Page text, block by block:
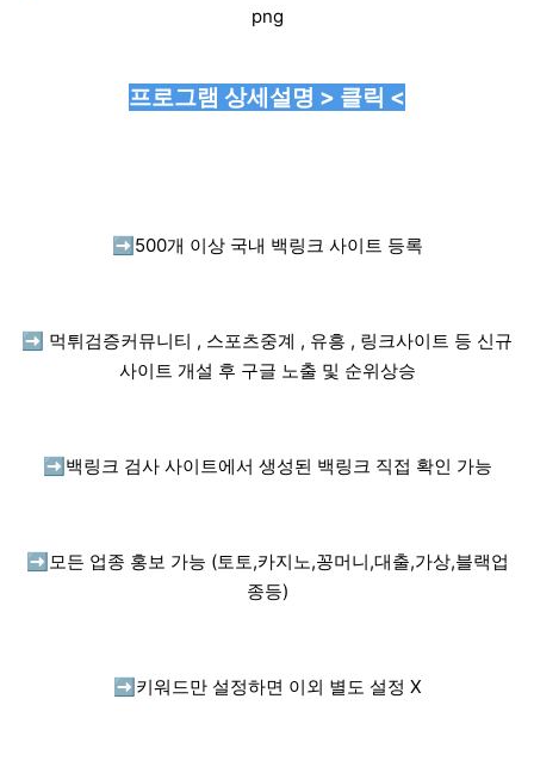
프로그램 상세설명 > 클릭 <
➡️ 500개 이상 국내 백링크 사이트 등록
➡️ 먹튀검증커뮤니티 , 스포츠중계 , 유흥 , 링크사이트 등 신규
사이트 개설 후 구글 노출 및 순위상승
➡️ 백링크 검사 사이트에서 생성된 백링크 직접 확인 가능
➡️ 모든 업종 홍보 가능 (토토,카지노,꽁머니,대출,가상,블랙업
종등)
➡️ 키워드만 설정하면 이외 별도 설정 X